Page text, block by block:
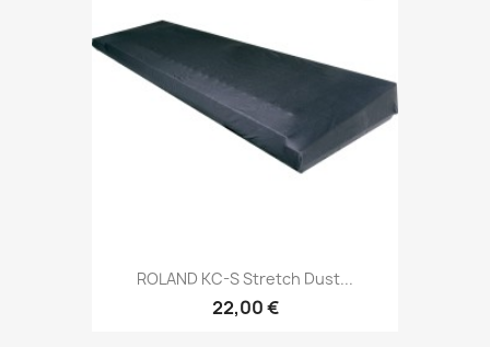
ROLAND KC-S Stretch Dust...
22,00 €